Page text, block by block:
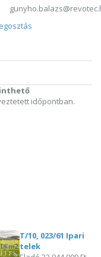
időpontban.
T/10, 023/61 Ipari
telek